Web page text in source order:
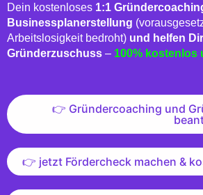
Dein kostenloses 1:1
Businessplanerstellung
Arbeitslosigkeit bedroht) und helfen
Gründerzuschuss – 100% kostenlos
👉 Gründercoaching und
👉 jetzt Fördercheck machen &